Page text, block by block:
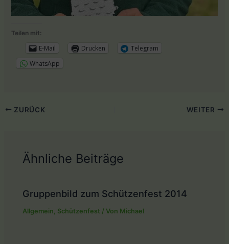
Teilen mit:
E-Mail Drucken
Telegram
WhatsApp
ZURÜCK WEITER
Ähnliche Beiträge
Gruppenbild zum Schützenfest 2014
Allgemein Schützenfest / Von Michael